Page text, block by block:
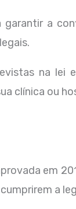
a
na lei
clínica ou
em
a